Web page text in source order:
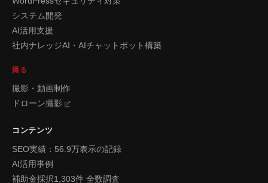
システム開発
AI活用支援
社内ナレッジAI・AIチャットボット構築
撮る
撮影・動画制作
ドローン撮影
コンテンツ
SEO実績：56.9万表示の記録
AI活用事例
補助金採択1,303件 全数調査